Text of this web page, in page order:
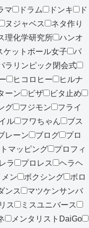
マ ドラム ドンキ
ド
ヌジャベス
ネタ作り
理化学研究所
ハンオ
ケットボール女子
パ
ラリンピック閉会式
ヒコロヒー
ヒルナ
ーン ビザ
ビタ止め
グ フジモン
フライ
ル フワちゃん
ブス
レーン ブログ
プロ
マッピング
プロフィ
ラ プロレス
ヘラヘ
ン ボクシング
ボロ
ンス
マツケンサンバ
ス
ミスユニバース
メンタリストDaiGo